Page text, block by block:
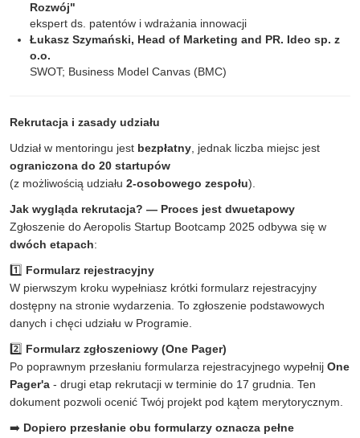
Rozwój"
ekspert ds. patentów i wdrażania innowacji
Łukasz Szymański, Head of Marketing and PR. Ideo sp. z
o.o.
SWOT; Business Model Canvas (BMC)
Rekrutacja i zasady udziału
Udział w mentoringu jest bezpłatny, jednak liczba miejsc jest
ograniczona do 20 startupów
(z możliwością udziału 2-osobowego zespołu).
Jak wygląda rekrutacja? — Proces jest dwuetapowy
Zgłoszenie do Aeropolis Startup Bootcamp 2025 odbywa się w
dwóch etapach:
1️⃣ Formularz rejestracyjny
W pierwszym kroku wypełniasz krótki formularz rejestracyjny
dostępny na stronie wydarzenia. To zgłoszenie podstawowych
danych i chęci udziału w Programie.
2️⃣ Formularz zgłoszeniowy (One Pager)
Po poprawnym przesłaniu formularza rejestracyjnego wypełnij One
Pager'a - drugi etap rekrutacji w terminie do 17 grudnia. Ten
dokument pozwoli ocenić Twój projekt pod kątem merytorycznym.
➡️ Dopiero przesłanie obu formularzy oznacza pełne